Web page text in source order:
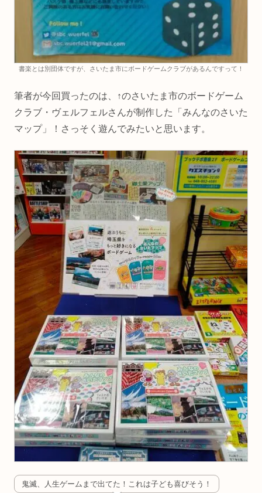
書楽とは別団体ですが、さいたま市にボードゲームクラブがあるんですって！
筆者が今回買ったのは、↑のさいたま市のボードゲーム
クラブ・ヴェルフェルさんが制作した「みんなのさいた
マップ」！さっそく遊んでみたいと思います。
鬼滅、人生ゲームまで出てた！これは子ども喜びそう！